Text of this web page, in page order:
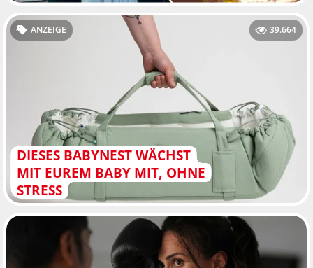
DIESES BABYNEST WÄCHST
MIT EUREM BABY MIT, OHNE
STRESS
ANZEIGE 39.664